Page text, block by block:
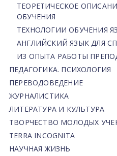
ТЕОРЕТИЧЕСКОЕ
ОБУЧЕНИЯ
ТЕХНОЛОГИИ ОБУЧЕНИЯ
АНГЛИЙСКИЙ ЯЗЫК ДЛЯ
ИЗ ОПЫТА РАБОТЫ
ПЕДАГОГИКА. ПСИХОЛОГИЯ
ПЕРЕВОДОВЕДЕНИЕ
ЖУРНАЛИСТИКА
ЛИТЕРАТУРА И КУЛЬТУРА
ТВОРЧЕСТВО МОЛОДЫХ
TERRA INCOGNITA
НАУЧНАЯ ЖИЗНЬ